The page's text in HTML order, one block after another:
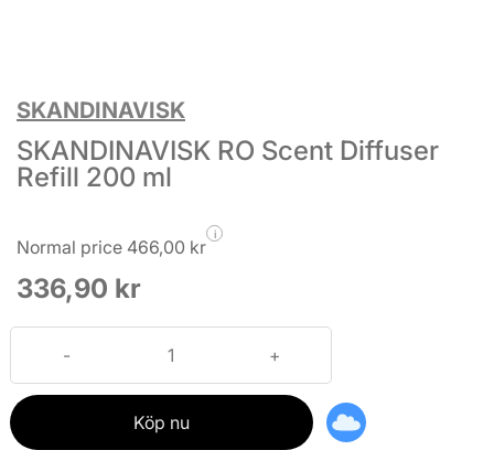
SKANDINAVISK
SKANDINAVISK RO Scent Diffuser
Refill 200 ml
Normal price 466,00 kr
i
336,90 kr
Köp nu